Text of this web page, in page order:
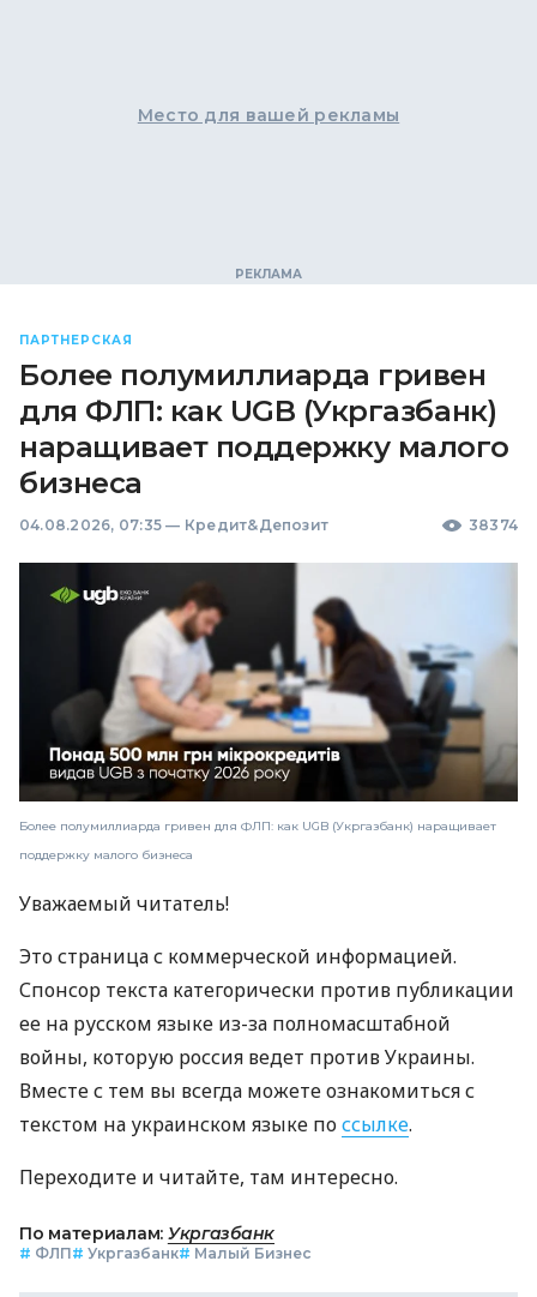
Место для вашей рекламы
ПАРТНЕРСКАЯ
Более полумиллиарда гривен
для ФЛП: как UGB (Укргазбанк)
наращивает поддержку малого
бизнеса
04.08.2026, 07:35 — Кредит&Депозит 38374
Более полумиллиарда гривен для ФЛП: как UGB (Укргазбанк) наращивает
поддержку малого бизнеса
Уважаемый читатель!
Это страница с коммерческой информацией.
Спонсор текста категорически против публикации
ее на русском языке из-за полномасштабной
войны, которую россия ведет против Украины.
Вместе с тем вы всегда можете ознакомиться с
текстом на украинском языке поссылке.
Переходите и читайте, там интересно.
По материалам: Укргазбанк
# ФЛП# Укргазбанк# Малый Бизнес